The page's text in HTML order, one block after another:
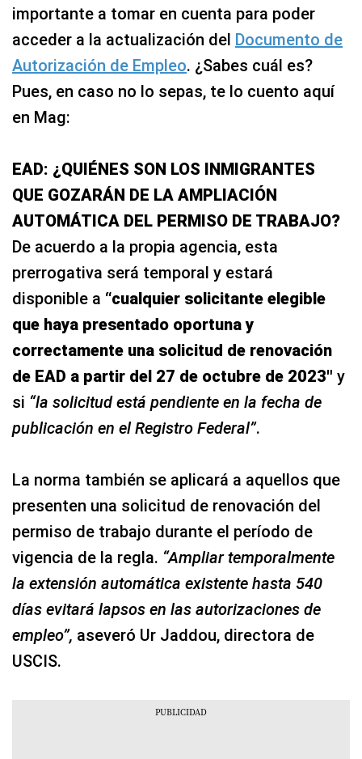
importante a tomar en cuenta para poder
acceder a la actualización del Documento de
Autorización de Empleo. ¿Sabes cuál es?
Pues, en caso no lo sepas, te lo cuento aquí
en Mag:
EAD: ¿QUIÉNES SON LOS INMIGRANTES
QUE GOZARÁN DE LA AMPLIACIÓN
AUTOMÁTICA DEL PERMISO DE TRABAJO?
De acuerdo a la propia agencia, esta
prerrogativa será temporal y estará
disponible a “cualquier solicitante elegible
que haya presentado oportuna y
correctamente una solicitud de renovación
de EAD a partir del 27 de octubre de 2023″ y
si “la solicitud está pendiente en la fecha de
publicación en el Registro Federal”.
La norma también se aplicará a aquellos que
presenten una solicitud de renovación del
permiso de trabajo durante el período de
vigencia de la regla. “Ampliar temporalmente
la extensión automática existente hasta 540
días evitará lapsos en las autorizaciones de
empleo”, aseveró Ur Jaddou, directora de
USCIS.